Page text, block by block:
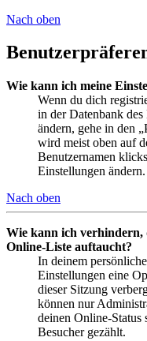
Nach oben
Wie kann ich meine
Wenn du dich
in der Datenbank
ändern, gehe in den
wird meist oben auf
Benutzernamen
Einstellungen ändern.
Nach oben
Wie kann ich verhindern,
Online-Liste auftaucht?
In deinem
Einstellungen eine
dieser Sitzung
können nur
deinen Online-Status
Besucher gezählt.